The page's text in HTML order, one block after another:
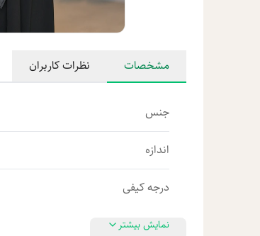
مشخصات نظرات کاربران
جنس
اندازه
درجه کیفی
نمایش بیشتر